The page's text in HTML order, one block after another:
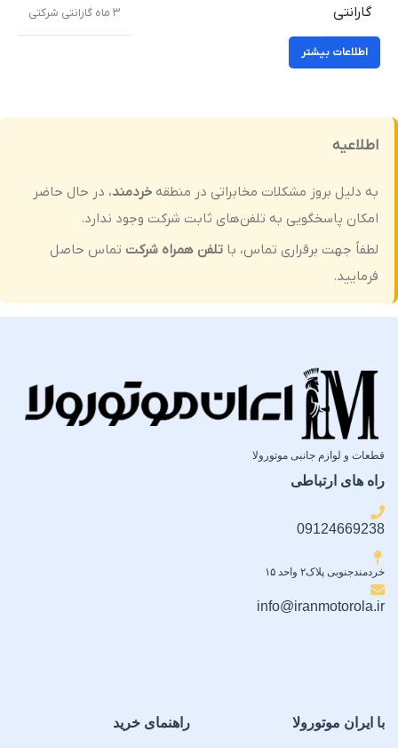
گارانتی ۳ ماه گارانتی شرکتی
اطلاعات بیشتر
اطلاعیه
به دلیل بروز مشکلات مخابراتی در منطقه خردمند، در حال حاضر
امکان پاسخگویی به تلفن‌های ثابت شرکت وجود ندارد.
لطفاً جهت برقراری تماس، با تلفن همراه شرکت تماس حاصل
فرمایید.
قطعات و لوازم جانبی موتورولا
راه های ارتباطی
09124669238
خردمندجنوبی پلاک۲ واحد ۱۵
info@iranmotorola.ir
با ایران موتورولا راهنمای خرید